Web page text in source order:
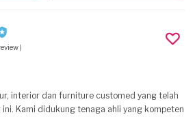
)
interior dan furniture customed yang telah
ini. Kami didukung tenaga ahli yang kompeten